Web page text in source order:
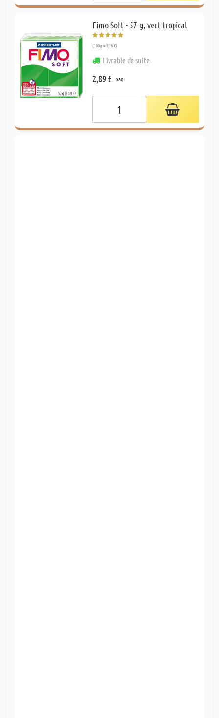
Fimo Soft - 57 g, vert tropical
(100g = 5,16 €)
Livrable de suite
2,89 € paq.